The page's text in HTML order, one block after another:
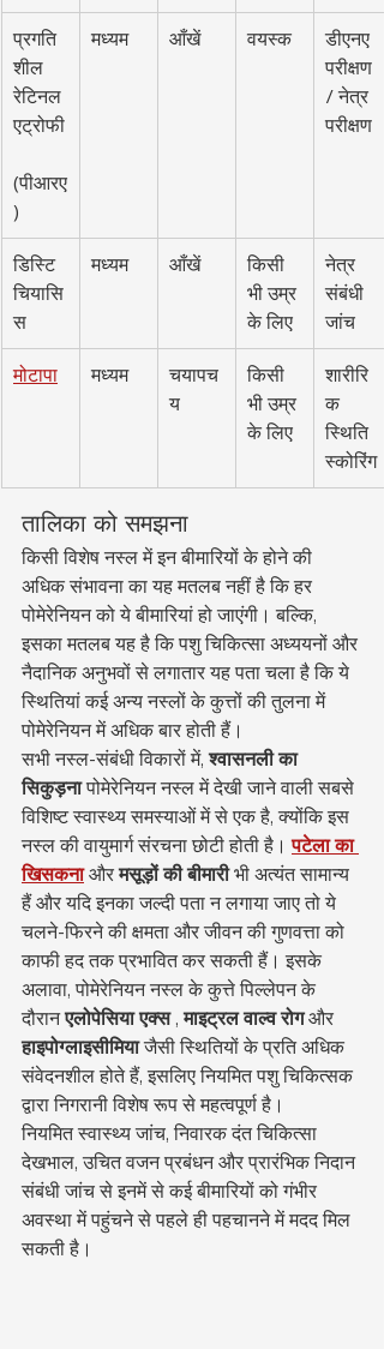
प्रगति
शील
रेटिनल
एट्रोफी
(पीआरए
)
मध्यम आँखें वयस्क
डीएनए
परीक्षण
/ नेत्र
परीक्षण
डिस्टि
चियासि
स
मध्यम आँखें
किसी
भी उम्र
के लिए
नेत्र
संबंधी
जांच
मोटापा मध्यम
चयापच
य
किसी
भी उम्र
के लिए
शारीरि
क
स्थिति
स्कोरिंग
तालिका को समझना
किसी विशेष नस्ल में इन बीमारियों के होने की
अधिक संभावना का यह मतलब नहीं है कि हर
पोमेरेनियन को ये बीमारियां हो जाएंगी। बल्कि,
इसका मतलब यह है कि पशु चिकित्सा अध्ययनों और
नैदानिक अनुभवों से लगातार यह पता चला है कि ये
स्थितियां कई अन्य नस्लों के कुत्तों की तुलना में
पोमेरेनियन में अधिक बार होती हैं।
सभी नस्ल-संबंधी विकारों में, श्वासनली का
सिकुड़ना पोमेरेनियन नस्ल में देखी जाने वाली सबसे
विशिष्ट स्वास्थ्य समस्याओं में से एक है, क्योंकि इस
नस्ल की वायुमार्ग संरचना छोटी होती है। पटेला का
खिसकना और मसूड़ों की बीमारी भी अत्यंत सामान्य
हैं और यदि इनका जल्दी पता न लगाया जाए तो ये
चलने-फिरने की क्षमता और जीवन की गुणवत्ता को
काफी हद तक प्रभावित कर सकती हैं। इसके
अलावा, पोमेरेनियन नस्ल के कुत्ते पिल्लेपन के
दौरान एलोपेसिया एक्स , माइट्रल वाल्व रोग और
हाइपोग्लाइसीमिया जैसी स्थितियों के प्रति अधिक
संवेदनशील होते हैं, इसलिए नियमित पशु चिकित्सक
द्वारा निगरानी विशेष रूप से महत्वपूर्ण है।
नियमित स्वास्थ्य जांच, निवारक दंत चिकित्सा
देखभाल, उचित वजन प्रबंधन और प्रारंभिक निदान
संबंधी जांच से इनमें से कई बीमारियों को गंभीर
अवस्था में पहुंचने से पहले ही पहचानने में मदद मिल
सकती है।